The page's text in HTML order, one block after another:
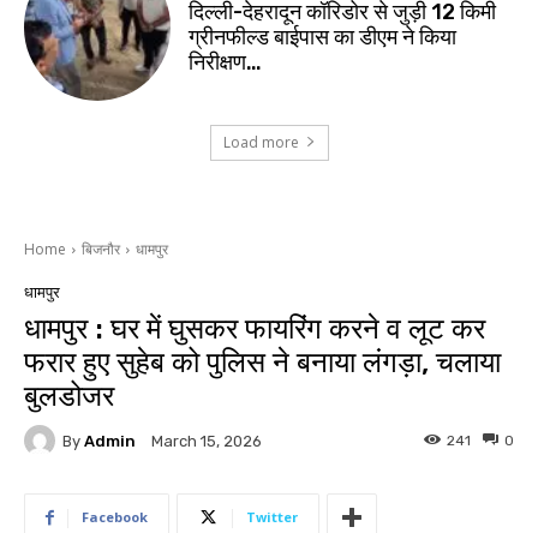
दिल्ली-देहरादून कॉरिडोर से जुड़ी 12 किमी
ग्रीनफील्ड बाईपास का डीएम ने किया
निरीक्षण…
Load more